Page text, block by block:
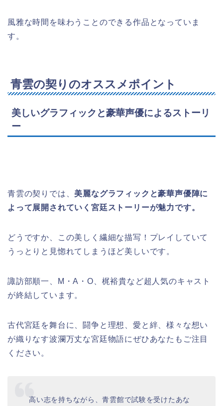
風雅な時間を味わうことのできる作品となっていま
す。
青雲の契りのオススメポイント
美しいグラフィックと豪華声優によるストーリ
ー
青雲の契りでは、 美麗なグラフィックと豪華声優陣に
よって展開されていく宮廷ストーリーが魅力です。
どうですか、この美しく繊細な描写！プレイしていて
うっとりと見惚れてしまうほど美しいです。
諏訪部順一、M・A・O、梶裕貴など超人気のキャスト
が終結しています。
古代宮廷を舞台に、闘争と理想、愛と絆、様々な想い
が織りなす波瀾万丈な宮廷物語にぜひあなたもご注目
ください。
高い志を持ちながら、青雲館で試験を受けたあな